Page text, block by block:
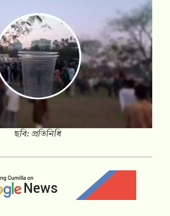
ছবি: প্রতিনিধি